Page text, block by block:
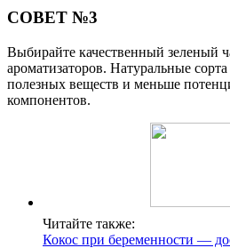
СОВЕТ №3
Выбирайте качественный зеленый
ароматизаторов. Натуральные
полезных веществ и меньше
компонентов.
Читайте также:
Кокос при беременности —